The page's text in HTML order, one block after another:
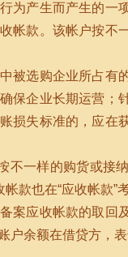
为产生而产生的一
帐款。该帐户按不
被选购企业所占有
保企业长期运营；
损失标准的，应在
不一样的购货或接
款也在“应收帐款”
案应收帐款的取回
余额在借贷方，表